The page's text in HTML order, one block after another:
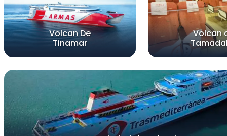
Volcan De
Tinamar
Volcan